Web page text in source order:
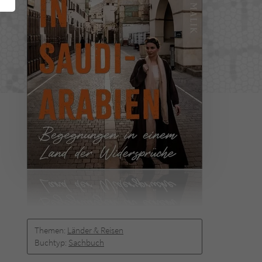
Themen: Länder & Reisen
Buchtyp: Sachbuch